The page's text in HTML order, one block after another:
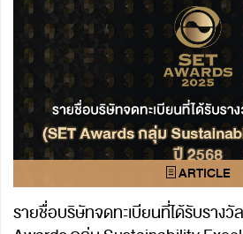
รายชื่อบริษัทจดทะเบียนที่ได้รับราง